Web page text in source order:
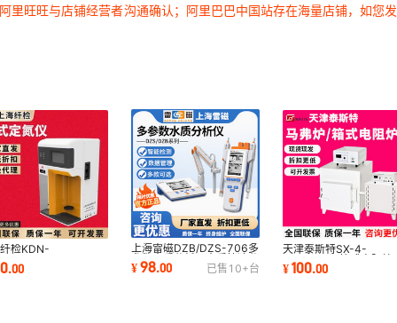
旺旺与店铺经营者沟通确认；阿里巴巴中国站存在海量店铺，如您
检KDN-
818/KDN-
全自动凯氏定氮仪实
.00
上海雷磁DZB/DZS-706多
参数水质分析仪水质快速分
析仪
¥98.00 已售 10+台
天津泰斯特SX-4-
10/SRJX-5箱式电阻炉
验室高温马弗炉工业加
¥100.00